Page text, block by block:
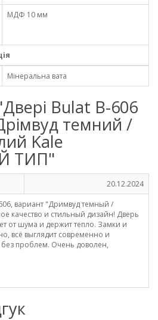
МДФ 10 мм
Мінеральна вата
Bulat B-606
темний /
Kale
ТИП"
20.12.2024
вариант "Дримвуд темный /
качество и стильный дизайн! Дверь
от шума и держит тепло. Замки и
всё выглядит современно и
проблем. Очень доволен,